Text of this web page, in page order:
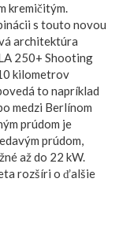
kremičitým.
s touto novou
architektúra
250+ Shooting
kilometrov
to napríklad
medzi Berlínom
prúdom je
prúdom,
až do 22 kW.
rozšíri o ďalšie